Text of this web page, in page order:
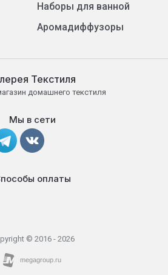
Наборы для ванной
Аромадиффузоры
Текстиля
домашнего текстиля
Мы в сети
оплаты
© 2016 - 2026